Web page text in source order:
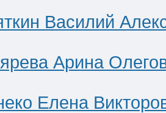
Василий
Арина
Елена